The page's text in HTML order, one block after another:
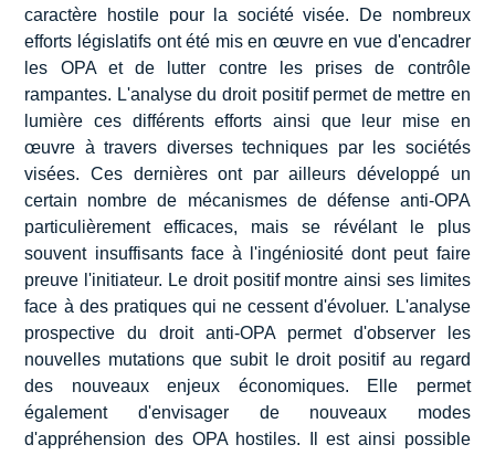
caractère hostile pour la société visée. De nombreux
efforts législatifs ont été mis en œuvre en vue d'encadrer
les OPA et de lutter contre les prises de contrôle
rampantes. L'analyse du droit positif permet de mettre en
lumière ces différents efforts ainsi que leur mise en
œuvre à travers diverses techniques par les sociétés
visées. Ces dernières ont par ailleurs développé un
certain nombre de mécanismes de défense anti-OPA
particulièrement efficaces, mais se révélant le plus
souvent insuffisants face à l'ingéniosité dont peut faire
preuve l'initiateur. Le droit positif montre ainsi ses limites
face à des pratiques qui ne cessent d'évoluer. L'analyse
prospective du droit anti-OPA permet d'observer les
nouvelles mutations que subit le droit positif au regard
des nouveaux enjeux économiques. Elle permet
également d'envisager de nouveaux modes
d'appréhension des OPA hostiles. Il est ainsi possible